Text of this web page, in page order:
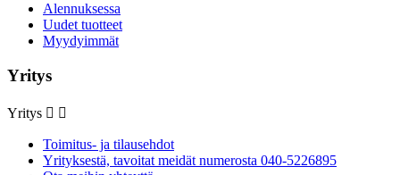
Alennuksessa
Uudet tuotteet
Myydyimmät
Yritys
Yritys  
Toimitus- ja tilausehdot
Yrityksestä, tavoitat meidät numerosta 040-5226895